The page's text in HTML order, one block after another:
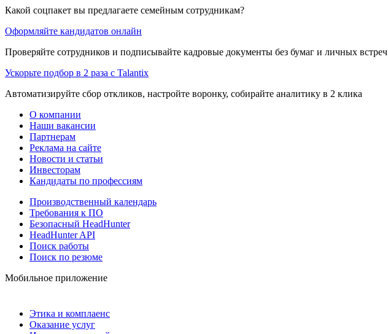
Какой соцпакет вы предлагаете семейным сотрудникам?
Оформляйте кандидатов онлайн
Проверяйте сотрудников и подписывайте кадровые документы без бумаг и личных встреч
Ускорьте подбор в 2 раза с Talantix
Автоматизируйте сбор откликов, настройте воронку, собирайте аналитику в 2 клика
О компании
Наши вакансии
Партнерам
Реклама на сайте
Новости и статьи
Инвесторам
Кандидаты по профессиям
Производственный календарь
Требования к ПО
Безопасный HeadHunter
HeadHunter API
Поиск работы
Поиск по резюме
Мобильное приложение
Этика и комплаенс
Оказание услуг